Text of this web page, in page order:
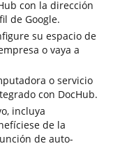
con la dirección
de Google.
su espacio de
o vaya a
o servicio
con DocHub.
incluya
de la
de auto-